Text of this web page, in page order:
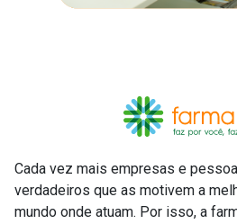
Cada vez mais empresas e
verdadeiros que as motivem a
mundo onde atuam. Por isso, a